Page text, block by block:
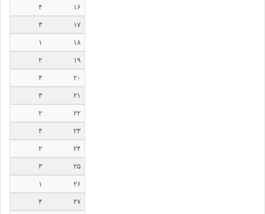
۱۶ ۴
۱۷ ۳
۱۸ ۱
۱۹ ۲
۲۰ ۴
۲۱ ۳
۲۲ ۲
۲۳ ۴
۲۴ ۲
۲۵ ۳
۲۶ ۱
۲۷ ۴